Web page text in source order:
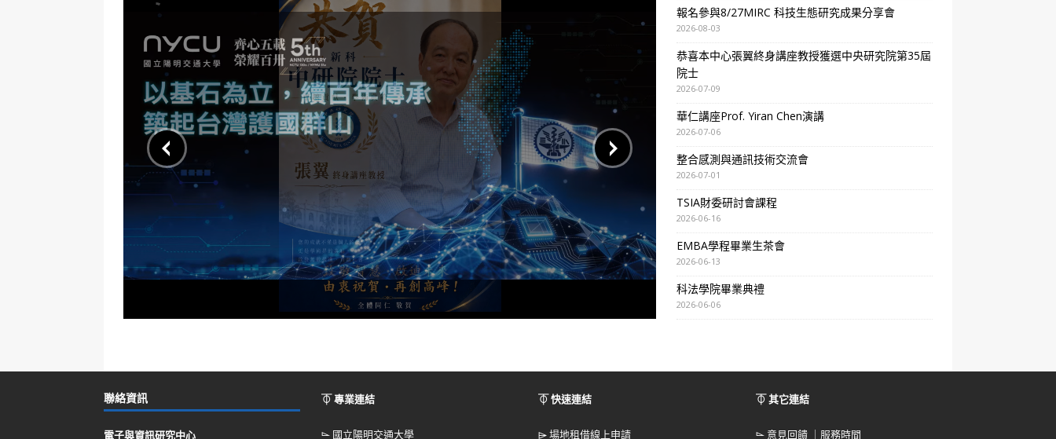
會議訊息 國半院與越南VNUHCM-US簽約儀式暨洽談會議 報名參與8/27MIRC 科技生態研究成果分享會
2026-08-03
恭喜本中心張翼終身講座教授獲選中央研究院第35屆
院士
2026-07-09
華仁講座Prof. Yiran Chen演講
2026-07-06
整合感測與通訊技術交流會
2026-07-01
TSIA財委研討會課程
2026-06-16
EMBA學程畢業生茶會
2026-06-13
科法學院畢業典禮
2026-06-06
聯絡資訊
電子與資訊研究中心
⏁ 專業連結
⌳ 國立陽明交通大學
⏁ 快速連結
⌲場地租借線上申請
⏁ 其它連結
⌳ 意見回饋 ｜服務時間